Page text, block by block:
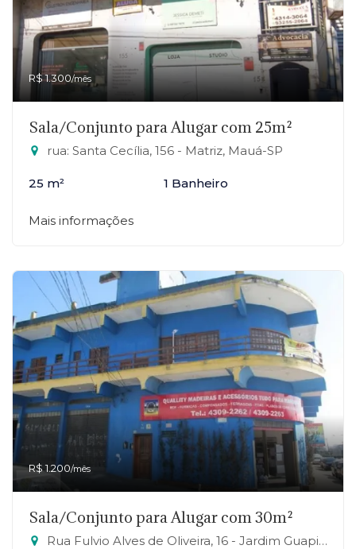
R$ 1.300/mês
Sala/Conjunto para Alugar com 25m²
rua: Santa Cecília, 156 - Matriz, Mauá-SP
25 m² 1 Banheiro
Mais informações
R$ 1.200/mês
Sala/Conjunto para Alugar com 30m²
Rua Fulvio Alves de Oliveira, 16 - Jardim Guapituba, Mauá-SP